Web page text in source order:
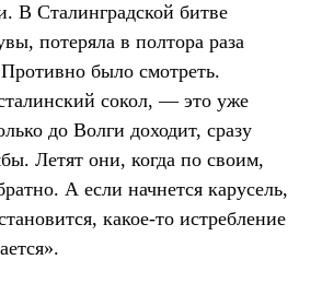
В Сталинградской битве
потеряла в полтора раза
было смотреть.
сокол, — это уже
до Волги доходит, сразу
Летят они, когда по своим,
А если начнется карусель,
какое-то истребление